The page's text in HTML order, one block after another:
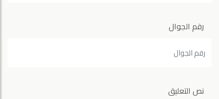
رقم الجوال
نص التعليق